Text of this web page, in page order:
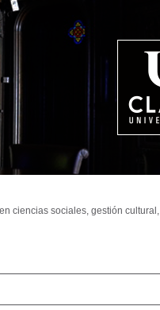
ciencias sociales, gestión